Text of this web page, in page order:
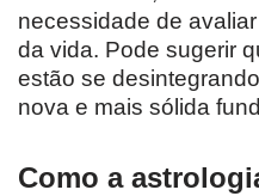
necessidade de
da vida. Pode sugerir
estão se
nova e mais sólida
Como a